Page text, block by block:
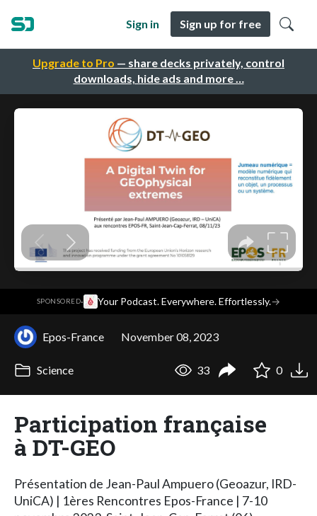
Upgrade to Pro — share decks privately, control
downloads, hide ads and more …
Sign in Sign up for free
SPONSORED· Your Podcast. Everywhere. Effortlessly.→
Epos-France November 08, 2023
Science 33 0
Participation française
à DT-GEO
Présentation de Jean-Paul Ampuero (Geoazur, IRD-
UniCA) | 1ères Rencontres Epos-France | 7-10